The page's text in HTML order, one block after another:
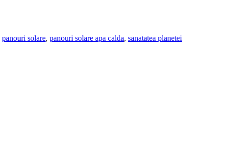
panouri solare, panouri solare apa calda, sanatatea planetei